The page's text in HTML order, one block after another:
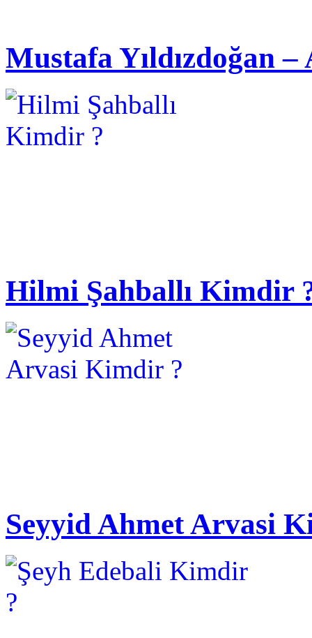
Mustafa Yıldızdoğan
Hilmi Şahballı Kimdir
Seyyid Ahmet Arvasi